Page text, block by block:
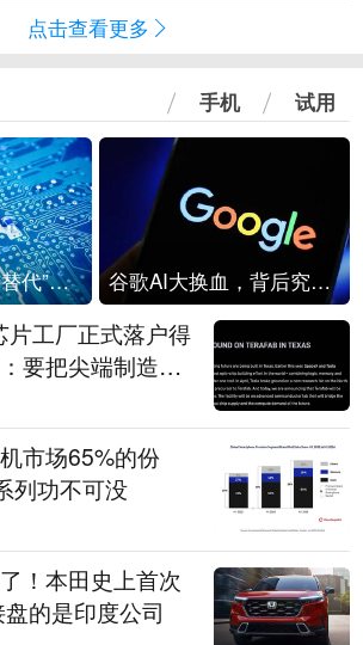
点击查看更多
手机 试用
美国也要搞“国产替代”？先算清三笔账 谷歌AI大换血，背后究竟发生了什么？
片工厂正式落户得
要把尖端制造带
市场65%的份
列功不可没
！本田史上首次
的是印度公司